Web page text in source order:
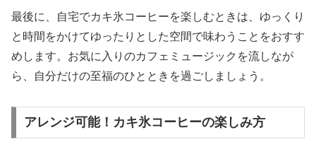
最後に、自宅でカキ氷コーヒーを楽しむときは、ゆっくり
と時間をかけてゆったりとした空間で味わうことをおすす
めします。お気に入りのカフェミュージックを流しなが
ら、自分だけの至福のひとときを過ごしましょう。
アレンジ可能！カキ氷コーヒーの楽しみ方